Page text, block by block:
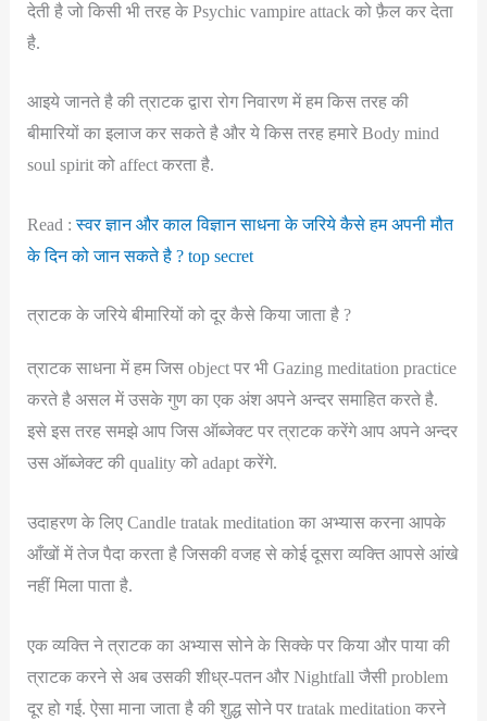
देती है जो किसी भी तरह के Psychic vampire attack को फ़ैल कर देता
है.
आइये जानते है की त्राटक द्वारा रोग निवारण में हम किस तरह की
बीमारियों का इलाज कर सकते है और ये किस तरह हमारे Body mind
soul spirit को affect करता है.
Read :स्वर ज्ञान और काल विज्ञान साधना के जरिये कैसे हम अपनी मौत
के दिन को जान सकते है ? top secret
त्राटक के जरिये बीमारियों को दूर कैसे किया जाता है ?
त्राटक साधना में हम जिस object पर भी Gazing meditation practice
करते है असल में उसके गुण का एक अंश अपने अन्दर समाहित करते है.
इसे इस तरह समझे आप जिस ऑब्जेक्ट पर त्राटक करेंगे आप अपने अन्दर
उस ऑब्जेक्ट की quality को adapt करेंगे.
उदाहरण के लिए Candle tratak meditation का अभ्यास करना आपके
आँखों में तेज पैदा करता है जिसकी वजह से कोई दूसरा व्यक्ति आपसे आंखे
नहीं मिला पाता है.
एक व्यक्ति ने त्राटक का अभ्यास सोने के सिक्के पर किया और पाया की
त्राटक करने से अब उसकी शीध्र-पतन और Nightfall जैसी problem
दूर हो गई. ऐसा माना जाता है की शुद्ध सोने पर tratak meditation करने